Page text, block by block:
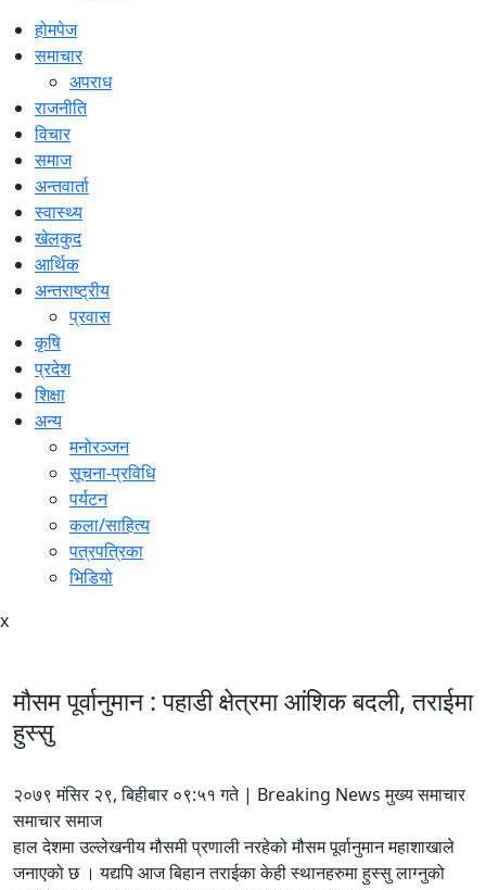
होमपेज
समाचार
अपराध
राजनीति
विचार
समाज
अन्तवार्ता
स्वास्थ्य
खेलकुद
आर्थिक
अन्तराष्ट्रीय
प्रवास
कृषि
प्रदेश
शिक्षा
अन्य
मनोरञ्जन
सूचना-प्रविधि
पर्यटन
कला/साहित्य
पत्रपत्रिका
भिडियो
x
मौसम पूर्वानुमान : पहाडी क्षेत्रमा आंशिक बदली, तराईमा
हुस्सु
२०७९ मंसिर २९, बिहीबार ०९:५१ गते | Breaking News मुख्य समाचार
समाचार समाज
हाल देशमा उल्लेखनीय मौसमी प्रणाली नरहेको मौसम पूर्वानुमान महाशाखाले
जनाएको छ । यद्यपि आज बिहान तराईका केही स्थानहरुमा हुस्सु लाग्नुको